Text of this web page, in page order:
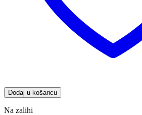
Dodaj u košaricu
Na zalihi